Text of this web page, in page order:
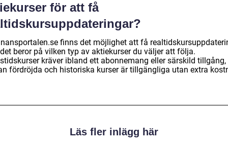
för att få
finns det möjlighet att få
beror på vilken typ av aktiekurser du väljer att följa.
kräver ibland ett abonnemang eller särskild tillgång,
fördröjda och historiska kurser är tillgängliga utan extra
Läs fler inlägg här